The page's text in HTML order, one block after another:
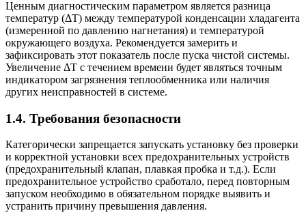
Ценным диагностическим параметром является разница
температур (ΔT) между температурой конденсации хладагента
(измеренной по давлению нагнетания) и температурой
окружающего воздуха. Рекомендуется замерить и
зафиксировать этот показатель после пуска чистой системы.
Увеличение ΔT с течением времени будет являться точным
индикатором загрязнения теплообменника или наличия
других неисправностей в системе.
1.4. Требования безопасности
Категорически запрещается запускать установку без проверки
и корректной установки всех предохранительных устройств
(предохранительный клапан, плавкая пробка и т.д.). Если
предохранительное устройство сработало, перед повторным
запуском необходимо в обязательном порядке выявить и
устранить причину превышения давления.